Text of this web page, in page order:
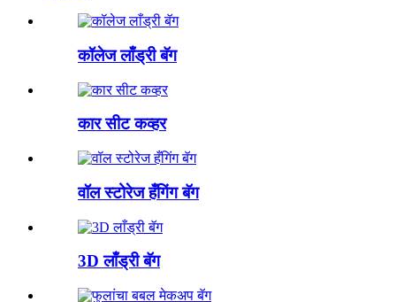
कॉलेज लाँड्री बॅग
कार सीट कव्हर
वॉल स्टोरेज हँगिंग बॅग
3D लाँड्री बॅग